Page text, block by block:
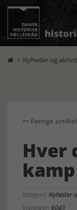
 Nyheder og
Forrige artikel
Hver
kamp
Kategori:Nyheder
Visninger: 6043